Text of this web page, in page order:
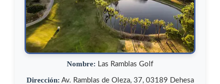
Nombre: Las Ramblas Golf
Dirección: Av. Ramblas de Oleza, 37, 03189 Dehesa